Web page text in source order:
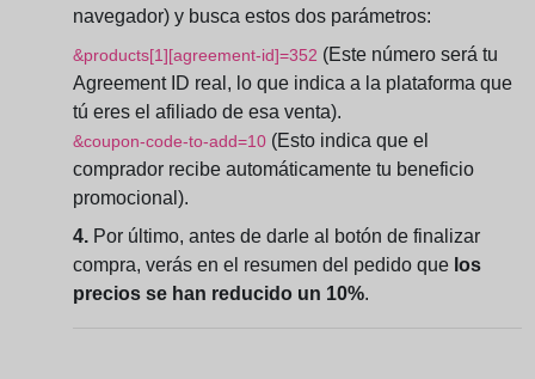
navegador) y busca estos dos parámetros:
&products[1][agreement-id]=352 (Este número será tu
Agreement ID real, lo que indica a la plataforma que
tú eres el afiliado de esa venta).
&coupon-code-to-add=10 (Esto indica que el
comprador recibe automáticamente tu beneficio
promocional).
4. Por último, antes de darle al botón de finalizar
compra, verás en el resumen del pedido que los
precios se han reducido un 10%.